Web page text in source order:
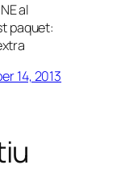
al
paquet:
14, 2013